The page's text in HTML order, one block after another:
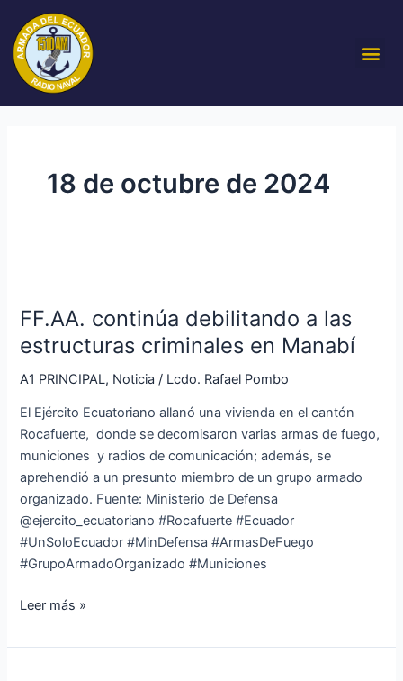
contenido
18 de octubre de 2024
FF.AA. continúa debilitando a las
estructuras criminales en Manabí
A1 PRINCIPAL, Noticia / Lcdo. Rafael Pombo
El Ejército Ecuatoriano allanó una vivienda en el cantón
Rocafuerte, donde se decomisaron varias armas de fuego,
municiones y radios de comunicación; además, se
aprehendió a un presunto miembro de un grupo armado
organizado. Fuente: Ministerio de Defensa
@ejercito_ecuatoriano #Rocafuerte #Ecuador
#UnSoloEcuador #MinDefensa #ArmasDeFuego
#GrupoArmadoOrganizado #Municiones
debilitando
a
estructuras
criminales
en
Manabí
Leer más »